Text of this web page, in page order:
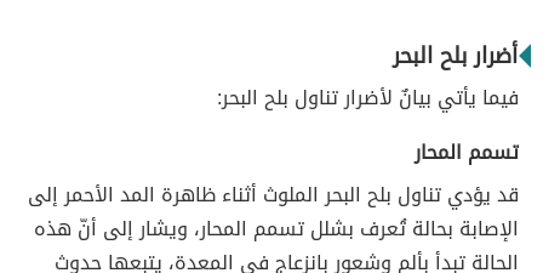
أضرار بلح البحر
فيما يأتي بيانٌ لأضرار تناول بلح البحر:
تسمم المحار
قد يؤدي تناول بلح البحر الملوث أثناء ظاهرة المد الأحمر إلى
الإصابة بحالة تُعرف بشلل تسمم المحار، ويشار إلى أنّ هذه
الحالة تبدأ بألم وشعور بانزعاج في المعدة، يتبعها حدوث